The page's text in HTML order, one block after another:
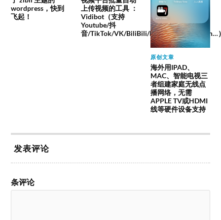
wordpress，快到
飞起！
上传视频的工具 ：
Vidibot（支持
Youtube/抖
音/TikTok/VK/BiliBili/Facebook/instagram…
原创文章
海外用IPAD、
MAC、智能电视三
者组建家庭无线点
播网络，无需
APPLE TV或HDMI
线等硬件设备支持
发表评论
条评论